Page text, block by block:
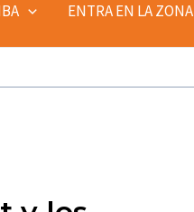
ENTRA EN LA ZONA